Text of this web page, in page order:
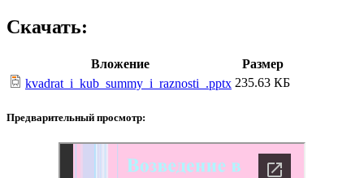
Скачать:
Вложение
Размер
kvadrat_i_kub_summy_i_raznosti_.pptx 235.63 КБ
Предварительный просмотр: